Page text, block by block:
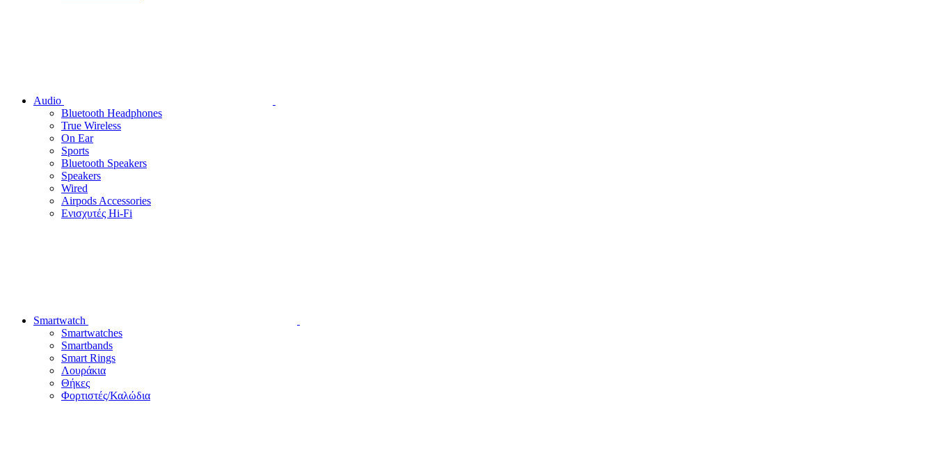
Audio
Bluetooth Headphones
True Wireless
On Ear
Sports
Bluetooth Speakers
Speakers
Wired
Airpods Accessories
Ενισχυτές Hi-Fi
Smartwatch
Smartwatches
Smartbands
Smart Rings
Λουράκια
Θήκες
Φορτιστές/Καλώδια